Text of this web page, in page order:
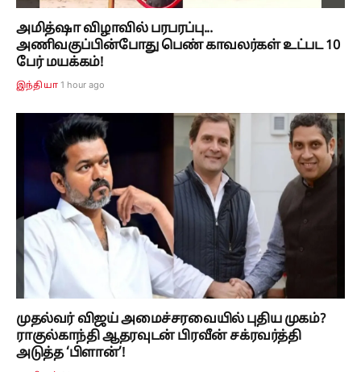
அமித்ஷா விழாவில் பரபரப்பு...
அணிவகுப்பின்போது பெண் காவலர்கள் உட்பட 10
பேர் மயக்கம்!
இந்தியா 1 hour ago
முதல்வர் விஜய் அமைச்சரவையில் புதிய முகம்?
ராகுல்காந்தி ஆதரவுடன் பிரவீன் சக்ரவர்த்தி
அடுத்த ‘பிளான்’!